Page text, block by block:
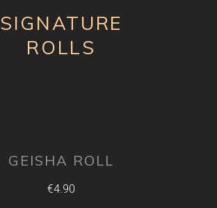
SIGNATURE
ROLLS
GEISHA ROLL
€4.90